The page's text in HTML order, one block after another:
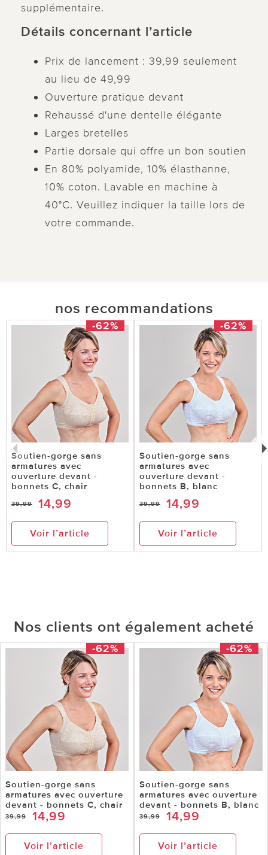
supplémentaire.
Détails concernant l’article
Prix de lancement : 39,99 seulement
au lieu de 49,99
Ouverture pratique devant
Rehaussé d'une dentelle élégante
Larges bretelles
Partie dorsale qui offre un bon soutien
En 80% polyamide, 10% élasthanne,
10% coton. Lavable en machine à
40°C. Veuillez indiquer la taille lors de
votre commande.
nos recommandations
-62%
Soutien-gorge sans
armatures avec
ouverture devant -
bonnets C, chair
39,99 14,99
Voir l’article
-62%
Soutien-gorge sans
armatures avec
ouverture devant -
bonnets B, blanc
39,99 14,99
Voir l’article
Nos clients ont également acheté
-62%
Soutien-gorge sans
armatures avec ouverture
devant - bonnets C, chair
39,99 14,99
Voir l’article
-62%
Soutien-gorge sans
armatures avec ouverture
devant - bonnets B, blanc
39,99 14,99
Voir l’article